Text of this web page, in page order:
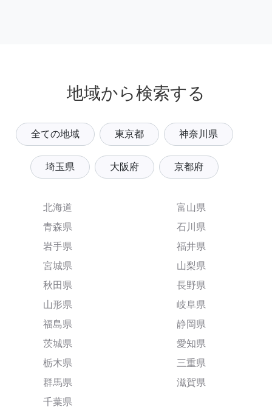
地域から検索する
全ての地域 東京都 神奈川県
埼玉県 大阪府 京都府
北海道
青森県
岩手県
宮城県
秋田県
山形県
福島県
茨城県
栃木県
群馬県
千葉県
富山県
石川県
福井県
山梨県
長野県
岐阜県
静岡県
愛知県
三重県
滋賀県